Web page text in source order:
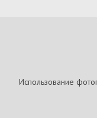
Использование